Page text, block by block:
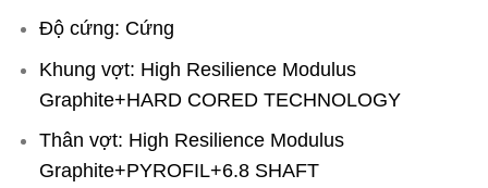
Độ cứng: Cứng
Khung vợt: High Resilience Modulus
Graphite+HARD CORED TECHNOLOGY
Thân vợt: High Resilience Modulus
Graphite+PYROFIL+6.8 SHAFT